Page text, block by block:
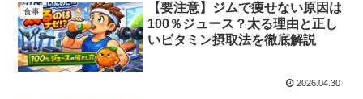
食事
【要注意】ジムで痩せない原因は
100％ジュース？太る理由と正し
いビタミン摂取法を徹底解説
2026.04.30